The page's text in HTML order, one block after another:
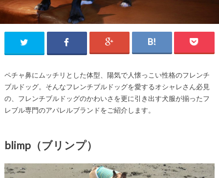
ペチャ鼻にムッチリとした体型、陽気で人懐っこい性格のフレンチ
ブルドッグ。そんなフレンチブルドッグを愛するオシャレさん必見
の、フレンチブルドッグのかわいさを更に引き出す犬服が揃ったフ
レブル専門のアパレルブランドをご紹介します。
blimp（ブリンプ）